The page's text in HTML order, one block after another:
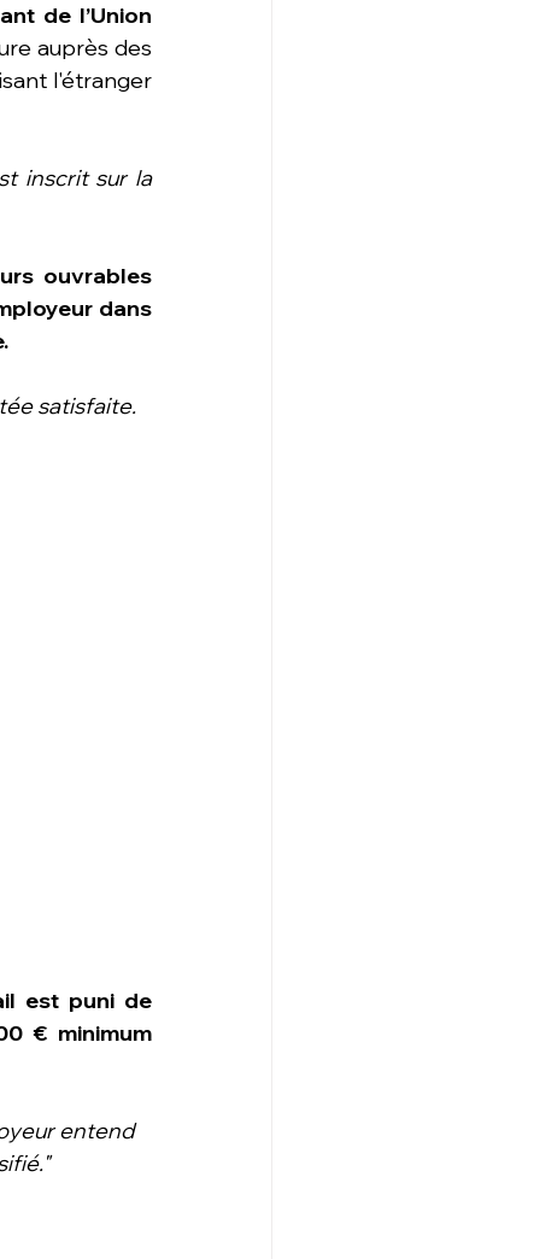
de l’Union
auprès des
l'étranger
inscrit sur la
ouvrables
dans
satisfaite.
est puni de
€ minimum
entend